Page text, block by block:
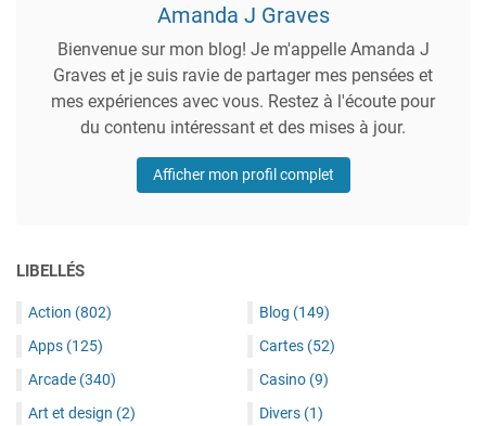
Amanda J Graves
Bienvenue sur mon blog! Je m'appelle Amanda J
Graves et je suis ravie de partager mes pensées et
mes expériences avec vous. Restez à l'écoute pour
du contenu intéressant et des mises à jour.
Afficher mon profil complet
LIBELLÉS
Action (802)
Apps (125)
Arcade (340)
Art et design (2)
Blog (149)
Cartes (52)
Casino (9)
Divers (1)